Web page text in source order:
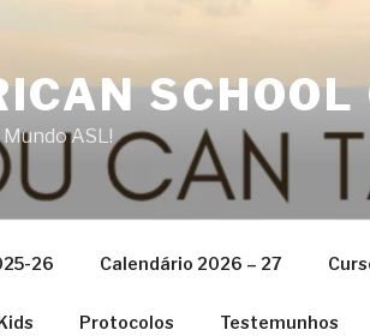
SCHOOL
ASL!
26 Calendário 2026 – 27
Protocolos Testemunhos